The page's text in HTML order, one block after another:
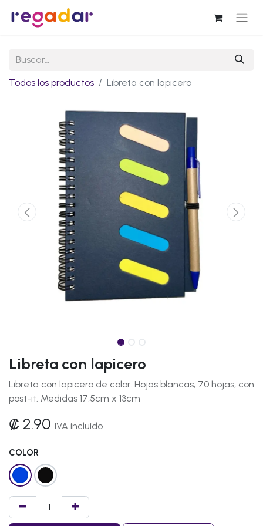
Todos los productos Libreta con lapicero
Libreta con lapicero
Libreta con lapicero de color. Hojas blancas, 70 hojas, con
post-it. Medidas 17,5cm x 13cm
₡ 2.90 IVA incluido
COLOR